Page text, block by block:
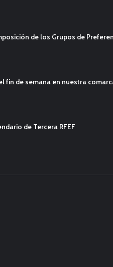
de los Grupos de
fin de semana en nuestra
de Tercera RFEF